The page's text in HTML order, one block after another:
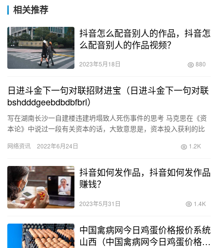
相关推荐
抖音怎么配音别人的作品，抖音怎
么配音别人的作品视频？
2023年5月18日 880
日进斗金下一句对联招财进宝（日进斗金下一句对联
bshdddgeebdbdbfbrl）
写在湖南长沙一自建楼违建坍塌致人死伤事件的思考 马克思在《资
本论》中说过一段有关资本的话，大致意思是，资本投入获利的比
就…
网络资讯 2022年6月24日 1.2K
抖音如何发作品，抖音如何发作品
赚钱？
2023年5月31日 1.4K
中国禽病网今日鸡蛋价格报价系统
山西（中国禽病网今日鸡蛋价格报